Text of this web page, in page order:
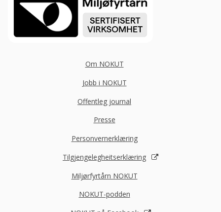
Om NOKUT
Jobb i NOKUT
Offentleg journal
Presse
Personvernerklæring
Tilgjengelegheitserklæring
Miljørfyrtårn NOKUT
NOKUT-podden